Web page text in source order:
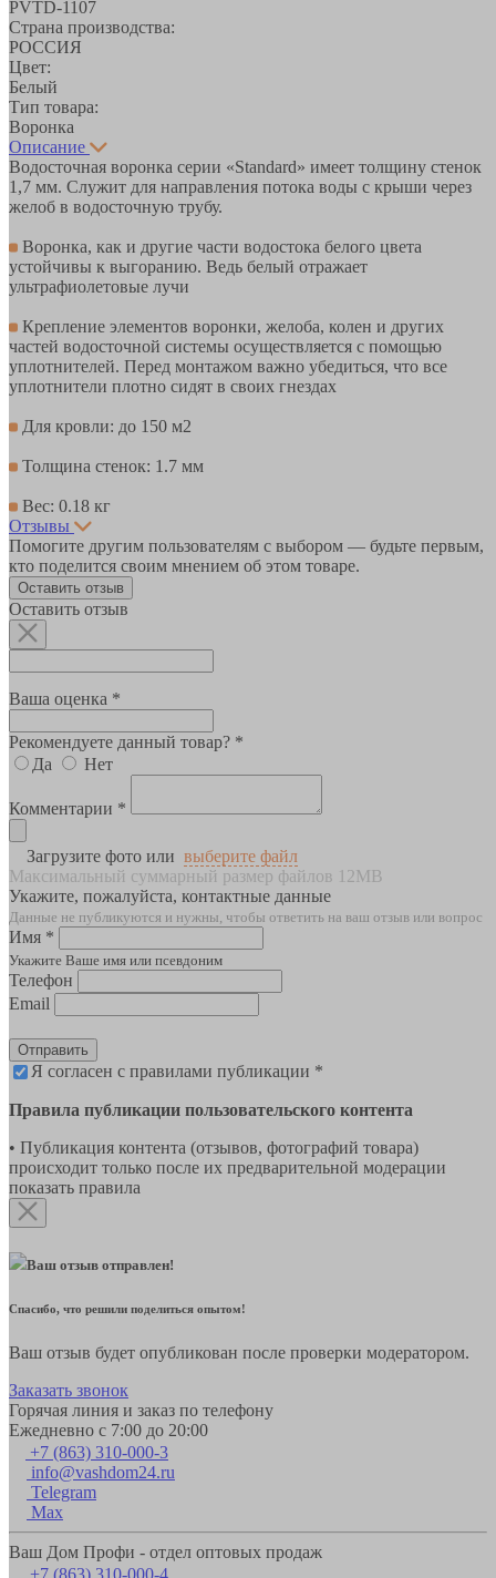
PVTD-1107
Страна производства:
РОССИЯ
Цвет:
Белый
Тип товара:
Воронка
Описание
Водосточная воронка серии «Standard» имеет толщину стенок
1,7 мм. Служит для направления потока воды с крыши через
желоб в водосточную трубу.
Воронка, как и другие части водостока белого цвета
устойчивы к выгоранию. Ведь белый отражает
ультрафиолетовые лучи
Крепление элементов воронки, желоба, колен и других
частей водосточной системы осуществляется с помощью
уплотнителей. Перед монтажом важно убедиться, что все
уплотнители плотно сидят в своих гнездах
Для кровли: до 150 м2
Толщина стенок: 1.7 мм
Вес: 0.18 кг
Отзывы
Помогите другим пользователям с выбором — будьте первым,
кто поделится своим мнением об этом товаре.
Оставить отзыв
Оставить отзыв
Ваша оценка *
Рекомендуете данный товар? *
Да
Нет
Комментарии *
Загрузите фото или выберите файл
Максимальный суммарный размер файлов 12MB
Укажите, пожалуйста, контактные данные
Данные не публикуются и нужны, чтобы ответить на ваш отзыв или вопрос
Имя *
Укажите Ваше имя или псевдоним
Телефон
Email
Отправить
Я согласен с правилами публикации *
Правила публикации пользовательского контента
• Публикация контента (отзывов, фотографий товара)
происходит только после их предварительной модерации
показать правила
Ваш отзыв отправлен!
Спасибо, что решили поделиться опытом!
Ваш отзыв будет опубликован после проверки модератором.
Заказать звонок
Горячая линия и заказ по телефону
Ежедневно с 7:00 до 20:00
+7 (863) 310-000-3
info@vashdom24.ru
Telegram
Max
Ваш Дом Профи - отдел оптовых продаж
+7 (863) 310-000-4